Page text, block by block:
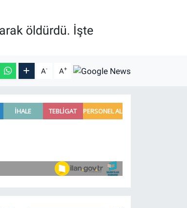
öldürdü. İşte
A- A+